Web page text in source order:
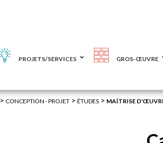
PROJETS/SERVICES GROS-ŒUVRE
>CONCEPTION - PROJET >ÉTUDES > MAÎTRISE